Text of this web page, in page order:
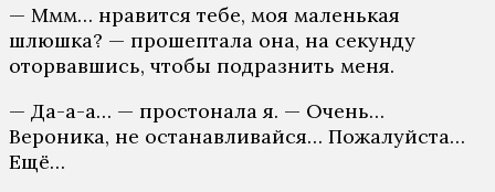
— Ммм… нравится тебе, моя маленькая
шлюшка? — прошептала она, на секунду
оторвавшись, чтобы подразнить меня.
— Да-а-а… — простонала я. — Очень…
Вероника, не останавливайся… Пожалуйста…
Ещё…